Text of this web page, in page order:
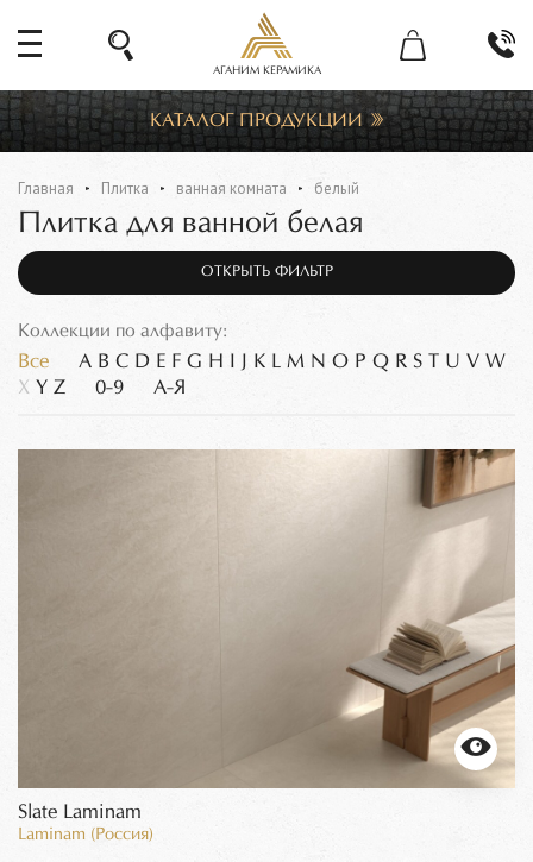
АГАНИМ КЕРАМИКА
КАТАЛОГ ПРОДУКЦИИ
Главная Плитка ванная комната белый
Плитка для ванной белая
ОТКРЫТЬ ФИЛЬТР
Коллекции по алфавиту:
Все A B C D E F G H J K L M N O P Q R S T U V W
X Y Z 0-9 А-Я
Slate Laminam
Laminam (Россия)